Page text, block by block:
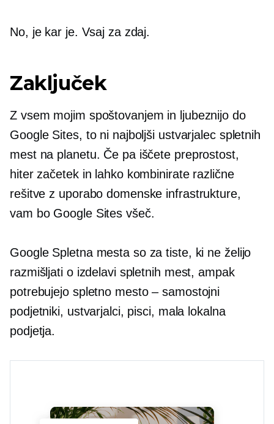
No, je kar je. Vsaj za zdaj.
Zaključek
Z vsem mojim spoštovanjem in ljubeznijo do
Google Sites, to ni najboljši ustvarjalec spletnih
mest na planetu. Če pa iščete preprostost,
hiter začetek in lahko kombinirate različne
rešitve z uporabo domenske infrastrukture,
vam bo Google Sites všeč.
Google Spletna mesta so za tiste, ki ne želijo
razmišljati o izdelavi spletnih mest, ampak
potrebujejo spletno mesto – samostojni
podjetniki, ustvarjalci, pisci, mala lokalna
podjetja.